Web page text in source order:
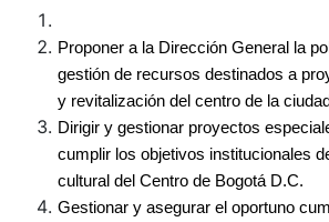
Proponer a la Dirección General la
gestión de recursos destinados a
y revitalización del centro de la
Dirigir y gestionar proyectos
cumplir los objetivos institucionales
cultural del Centro de Bogotá D.C.
Gestionar y asegurar el oportuno